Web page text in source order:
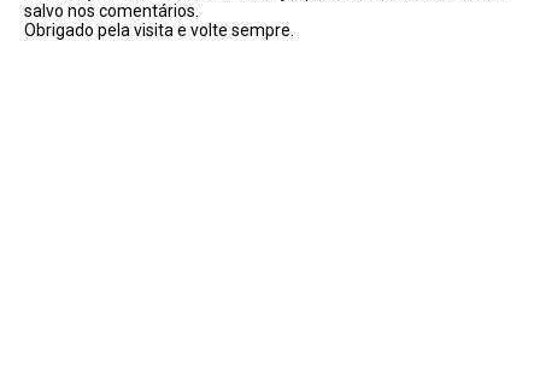
salvo nos comentários.
Obrigado pela visita e volte sempre.